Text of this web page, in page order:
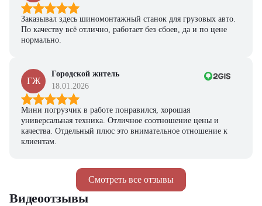
Смотреть все отзывы
Заказывал здесь шиномонтажный станок для грузовых авто.
По качеству всё отлично, работает без сбоев, да и по цене
нормально.
ГЖ
Городской житель
18.01.2026
Мини погрузчик в работе понравился, хорошая
универсальная техника. Отличное соотношение цены и
качества. Отдельный плюс это внимательное отношение к
клиентам.
Видеоотзывы